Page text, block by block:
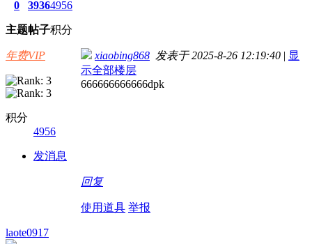
0
主题
3936
帖子
4956
积分
年费VIP
积分
4956
发消息
xiaobing868 发表于 2025-8-26 12:19:40 | 显
示全部楼层
666666666666dpk
回复
使用道具 举报
laote0917